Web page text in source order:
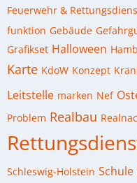
Feuerwehr &
funktion Gebäude
Grafikset Halloween
Karte KdoW Konzept
Leitstelle marken Nef
Problem Realbau
Schleswig-Holstein Schule